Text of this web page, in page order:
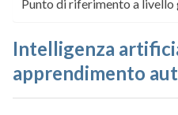
Punto di riferimento a livello
Intelligenza
apprendimento